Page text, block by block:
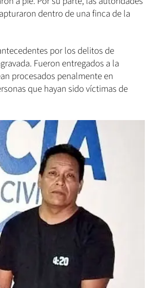
dentro de una finca de la
por los delitos de
Fueron entregados a la
procesados penalmente en
que hayan sido víctimas de